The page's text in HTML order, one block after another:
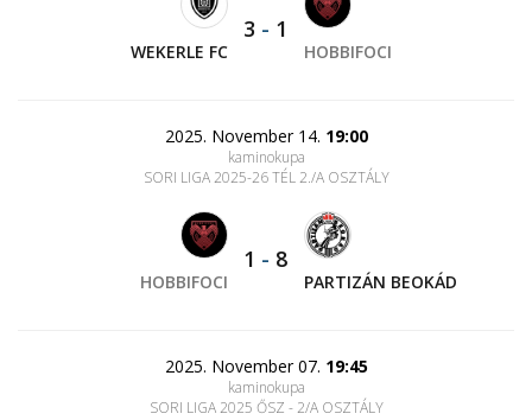
WEKERLE FC
3 - 1
HOBBIFOCI
2025. November 14. 19:00
kaminokupa
SORI LIGA 2025-26 TÉL 2./A OSZTÁLY
HOBBIFOCI
1 - 8
PARTIZÁN BEOKÁD
2025. November 07. 19:45
kaminokupa
SORI LIGA 2025 ŐSZ - 2/A OSZTÁLY